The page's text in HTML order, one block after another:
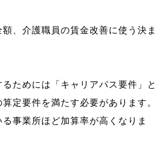
、介護職員の賃金改善に使う決ま
ためには「キャリアパス要件」と
算定要件を満たす必要があります。
事業所ほど加算率が高くなりま